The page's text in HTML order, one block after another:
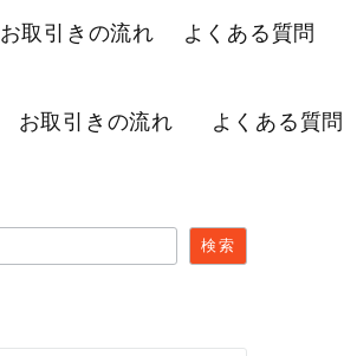
お取引きの流れ よくある質問
お取引きの流れ よくある質問
検索